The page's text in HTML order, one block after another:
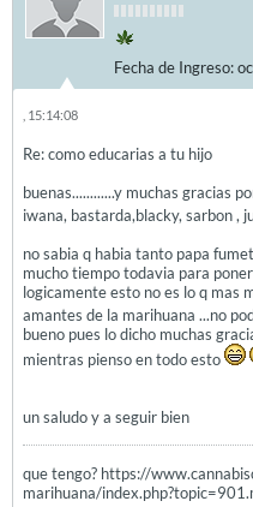
Fecha de Ingreso:
, 15:14:08
Re: como educarias a tu hijo
buenas............y muchas gracias
iwana, bastarda,blacky, sarbon ,
no sabia q habia tanto papa
mucho tiempo todavia para
logicamente esto no es lo q mas
amantes de la marihuana ...no
bueno pues lo dicho muchas
mientras pienso en todo esto
un saludo y a seguir bien
que tengo? https://
marihuana/